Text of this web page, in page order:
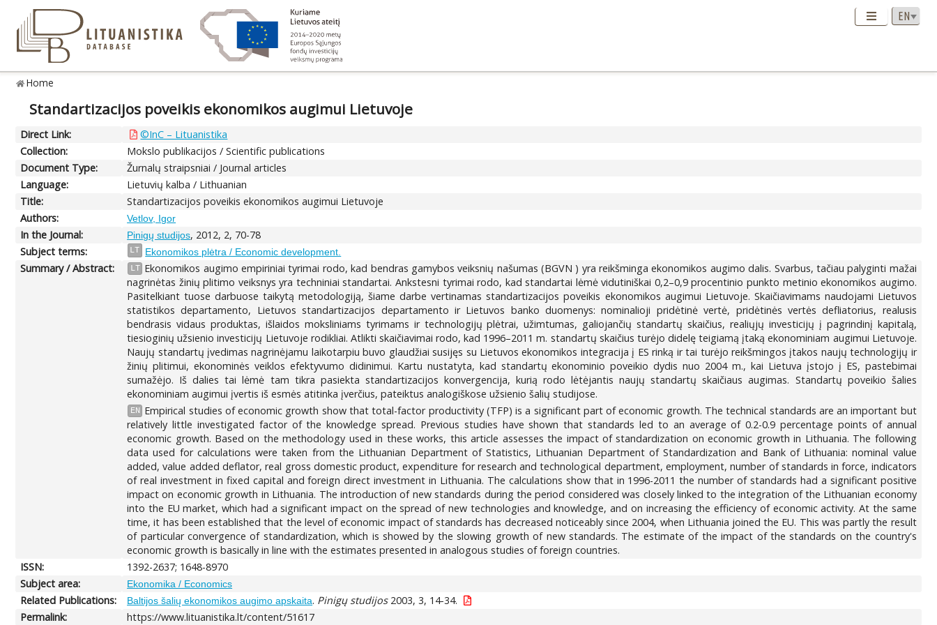
Home
Standartizacijos poveikis ekonomikos augimui Lietuvoje
Direct Link:
©InC – Lituanistika
Collection:
Mokslo publikacijos / Scientific publications
Document Type:
Žurnalų straipsniai / Journal articles
Language:
Lietuvių kalba / Lithuanian
Title:
Standartizacijos poveikis ekonomikos augimui Lietuvoje
Authors:
Vetlov, Igor
In the Journal: Pinigų studijos, 2012, 2, 70-78
Subject terms:
LT Ekonomikos plėtra / Economic development.
Summary / Abstract: LT Ekonomikos augimo empiriniai tyrimai rodo, kad bendras gamybos veiksnių našumas (BGVN ) yra reikšminga ekonomikos augimo dalis. Svarbus, tačiau palyginti mažai
nagrinėtas žinių plitimo veiksnys yra techniniai standartai. Ankstesni tyrimai rodo, kad standartai lėmė vidutiniškai 0,2–0,9 procentinio punkto metinio ekonomikos augimo.
Pasitelkiant tuose darbuose taikytą metodologiją, šiame darbe vertinamas standartizacijos poveikis ekonomikos augimui Lietuvoje. Skaičiavimams naudojami Lietuvos
statistikos departamento, Lietuvos standartizacijos departamento ir Lietuvos banko duomenys: nominalioji pridėtinė vertė, pridėtinės vertės defliatorius, realusis
bendrasis vidaus produktas, išlaidos moksliniams tyrimams ir technologijų plėtrai, užimtumas, galiojančių standartų skaičius, realiųjų investicijų į pagrindinį kapitalą,
tiesioginių užsienio investicijų Lietuvoje rodikliai. Atlikti skaičiavimai rodo, kad 1996–2011 m. standartų skaičius turėjo didelę teigiamą įtaką ekonominiam augimui Lietuvoje.
Naujų standartų įvedimas nagrinėjamu laikotarpiu buvo glaudžiai susijęs su Lietuvos ekonomikos integracija į ES rinką ir tai turėjo reikšmingos įtakos naujų technologijų ir
žinių plitimui, ekonominės veiklos efektyvumo didinimui. Kartu nustatyta, kad standartų ekonominio poveikio dydis nuo 2004 m., kai Lietuva įstojo į ES, pastebimai
sumažėjo. Iš dalies tai lėmė tam tikra pasiekta standartizacijos konvergencija, kurią rodo lėtėjantis naujų standartų skaičiaus augimas. Standartų poveikio šalies
ekonominiam augimui įvertis iš esmės atitinka įverčius, pateiktus analogiškose užsienio šalių studijose.
EN
Empirical studies of economic growth show that total-factor productivity (TFP) is a significant part of economic growth. The technical standards are an important but
relatively little investigated factor of the knowledge spread. Previous studies have shown that standards led to an average of 0.2-0.9 percentage points of annual
economic growth. Based on the methodology used in these works, this article assesses the impact of standardization on economic growth in Lithuania. The following
data used for calculations were taken from the Lithuanian Department of Statistics, Lithuanian Department of Standardization and Bank of Lithuania: nominal value
added, value added deflator, real gross domestic product, expenditure for research and technological department, employment, number of standards in force, indicators
of real investment in fixed capital and foreign direct investment in Lithuania. The calculations show that in 1996-2011 the number of standards had a significant positive
impact on economic growth in Lithuania. The introduction of new standards during the period considered was closely linked to the integration of the Lithuanian economy
into the EU market, which had a significant impact on the spread of new technologies and knowledge, and on increasing the efficiency of economic activity. At the same
time, it has been established that the level of economic impact of standards has decreased noticeably since 2004, when Lithuania joined the EU. This was partly the result
of particular convergence of standardization, which is showed by the slowing growth of new standards. The estimate of the impact of the standards on the country's
economic growth is basically in line with the estimates presented in analogous studies of foreign countries.
ISSN:
1392-2637; 1648-8970
Subject area:
Ekonomika / Economics
Related Publications: Baltijos šalių ekonomikos augimo apskaita. Pinigų studijos2003, 3, 14-34.
Permalink:
https://www.lituanistika.lt/content/51617